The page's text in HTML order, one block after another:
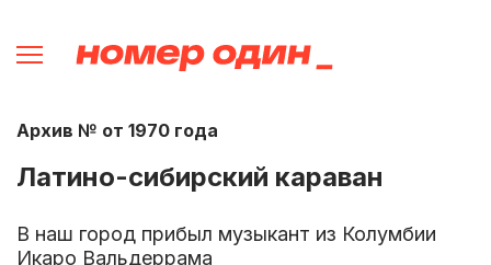
Архив № от 1970 года
Латино-сибирский караван
В наш город прибыл музыкант из Колумбии
Икаро Вальдеррама